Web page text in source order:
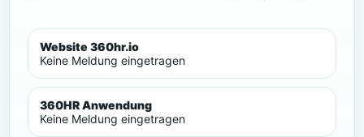
Website 360hr.io
Keine Meldung eingetragen
360HR Anwendung
Keine Meldung eingetragen